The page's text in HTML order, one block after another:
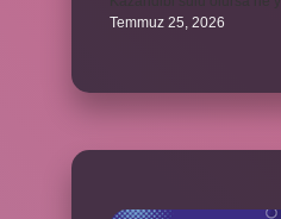
Temmuz 25, 2026